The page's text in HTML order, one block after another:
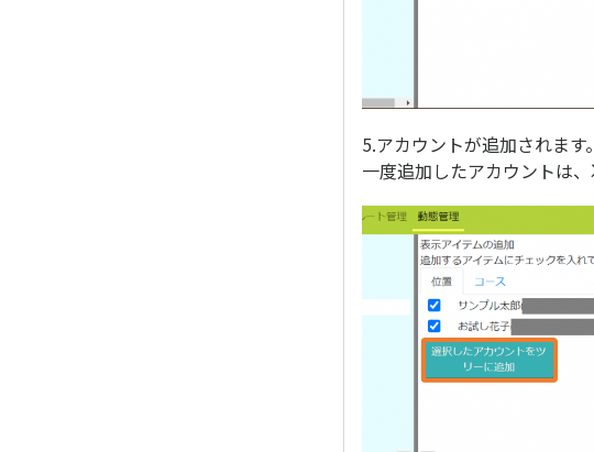
5.アカウントが追加されます。
一度追加したアカウントは